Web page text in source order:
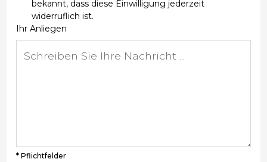
bekannt, dass diese Einwilligung jederzeit
widerruflich ist.
Ihr Anliegen
* Pflichtfelder